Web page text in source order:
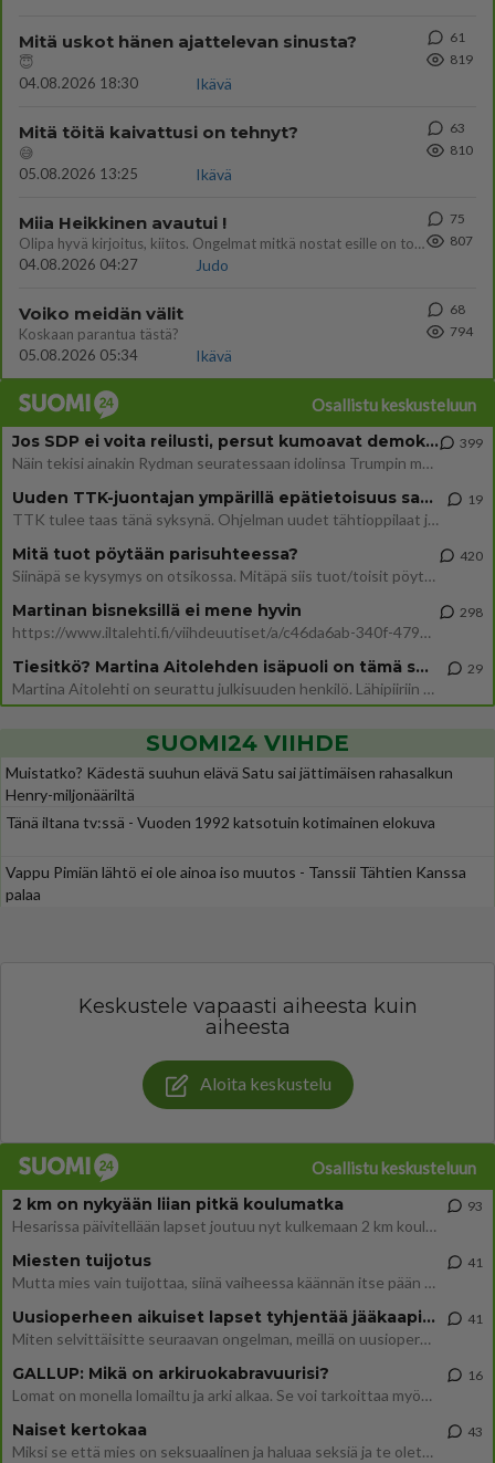
Mitä uskot hänen ajattelevan sinusta?
😇
04.08.2026 18:30
Ikävä
61
819
Mitä töitä kaivattusi on tehnyt?
😅
05.08.2026 13:25
Ikävä
63
810
Miia Heikkinen avautui !
Olipa hyvä kirjoitus, kiitos. Ongelmat mitkä nostat esille on todellisia ja tämä ylimielisyys totta ja se näkyy kaikessa
04.08.2026 04:27
Judo
75
807
Voiko meidän välit
Koskaan parantua tästä?
05.08.2026 05:34
Ikävä
68
794
Osallistu keskusteluun
Jos SDP ei voita reilusti, persut kumoavat demokratian Suomesta
Näin tekisi ainakin Rydman seuratessaan idolinsa Trumpin mallia https://www.is.fi/politiikka/art-2000012187244.html
399
Uuden TTK-juontajan ympärillä epätietoisuus sakenee - Nyt MTV hämmentää soppaa
TTK tulee taas tänä syksynä. Ohjelman uudet tähtioppilaat julkistetaan torstaina 6. elokuuta klo 14 alkavassa lehdistö
19
Mitä tuot pöytään parisuhteessa?
Siinäpä se kysymys on otsikossa. Mitäpä siis tuot/toisit pöytään parisuhteessa? Oletko mies vai nainen? Koetko sen mitä
420
Martinan bisneksillä ei mene hyvin
https://www.iltalehti.fi/viihdeuutiset/a/c46da6ab-340f-4790-aaa7-0865eed2336 Yrityksen konkurssihakemus on tullut kärä
298
Tiesitkö? Martina Aitolehden isäpuoli on tämä suosittu laulaja
Martina Aitolehti on seurattu julkisuuden henkilö. Lähipiiriin mahtuu muitakin tunnettuja henkilöitä. Tiesitkö, että Ma
29
SUOMI24 VIIHDE
Muistatko? Kädestä suuhun elävä Satu sai jättimäisen rahasalkun
Henry-miljonääriltä
Tänä iltana tv:ssä - Vuoden 1992 katsotuin kotimainen elokuva
Vappu Pimiän lähtö ei ole ainoa iso muutos - Tanssii Tähtien Kanssa
palaa
Keskustele vapaasti aiheesta kuin
aiheesta
Aloita keskustelu
Osallistu keskusteluun
2 km on nykyään liian pitkä koulumatka
Hesarissa päivitellään lapset joutuu nyt kulkemaan 2 km kouluun jösses. Ruostefillarilla tuo matka menee vaikka miten äk
93
Miesten tuijotus
Mutta mies vain tuijottaa, siinä vaiheessa käännän itse pään pois. Mikä juttu? Yleensä jos joku tuijottaa tai katsoo, hä
41
Uusioperheen aikuiset lapset tyhjentää jääkaapin käydessään
Miten selvittäisitte seuraavan ongelman, meillä on uusioperhe, minulla teini-ikäiset lapset ja puolisolla aikuiset, jotk
41
GALLUP: Mikä on arkiruokabravuurisi?
Lomat on monella lomailtu ja arki alkaa. Se voi tarkoittaa myös sitä, että grillailut on grillattu ja palataan arjen ruo
16
Naiset kertokaa
Miksi se että mies on seksuaalinen ja haluaa seksiä ja te olette hänen mielestänne haluttava on vastenmielistä? Mikä sii
43